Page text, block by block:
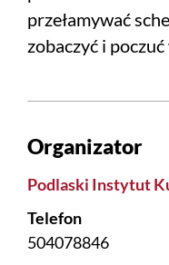
przełamywać
zobaczyć i
Organizator
Podlaski Instytut
Telefon
504078846